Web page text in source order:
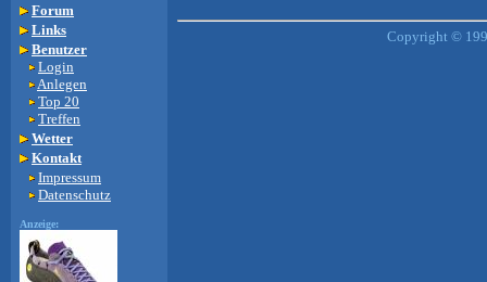
Forum
Links
Benutzer
Login
Anlegen
Top 20
Treffen
Wetter
Kontakt
Impressum
Datenschutz
Anzeige:
Copyright ©